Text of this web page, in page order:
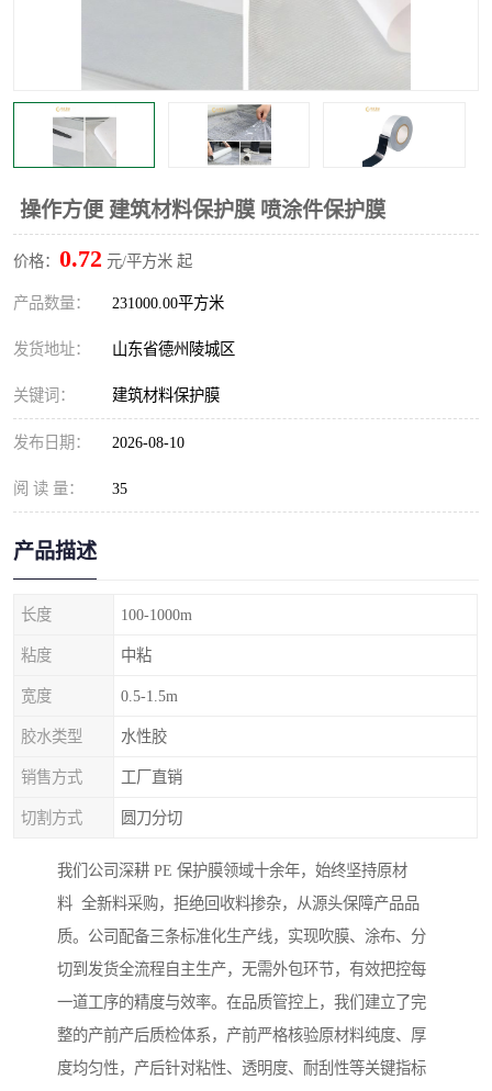
操作方便 建筑材料保护膜 喷涂件保护膜
价格： 0.72 元/平方米 起
产品数量： 231000.00平方米
发货地址： 山东省德州陵城区
关键词： 建筑材料保护膜
发布日期： 2026-08-10
阅 读 量： 35
产品描述
长度 100-1000m
粘度 中粘
宽度 0.5-1.5m
胶水类型 水性胶
销售方式 工厂直销
切割方式 圆刀分切
我们公司深耕 PE 保护膜领域十余年，始终坚持原材
料 全新料采购，拒绝回收料掺杂，从源头保障产品品
质。公司配备三条标准化生产线，实现吹膜、涂布、分
切到发货全流程自主生产，无需外包环节，有效把控每
一道工序的精度与效率。在品质管控上，我们建立了完
整的产前产后质检体系，产前严格核验原材料纯度、厚
度均匀性，产后针对粘性、透明度、耐刮性等关键指标
两边上胶保护膜
窗缝阻风胶带 铝板保护膜
不锈钢板保护膜 一次性隔离膜